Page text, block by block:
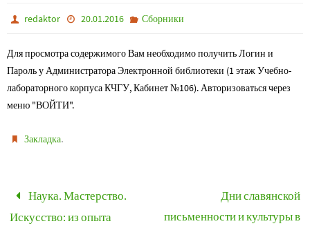
redaktor 20.01.2016 Сборники
Для просмотра содержимого Вам необходимо получить Логин и
Пароль у Администратора Электронной библиотеки (1 этаж Учебно-
лабораторного корпуса КЧГУ, Кабинет №106). Авторизоваться через
меню "ВОЙТИ".
Закладка.
Наука. Мастерство.
Искусство: из опыта
Дни славянской
письменности и культуры в